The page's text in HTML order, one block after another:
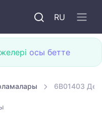
RU
осы бетте
6B01403